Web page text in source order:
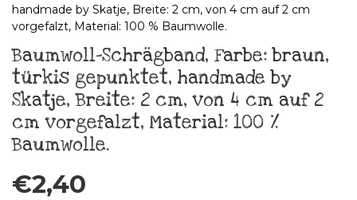
Baumwoll-Schrägband, Farbe: braun,
türkis gepunktet, handmade by
Skatje, Breite: 2 cm, von 4 cm auf 2
cm vorgefalzt, Material: 100 %
Baumwolle.
€2,40